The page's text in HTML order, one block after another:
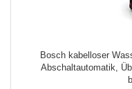
Bosch kabelloser
Abschaltautomatik,